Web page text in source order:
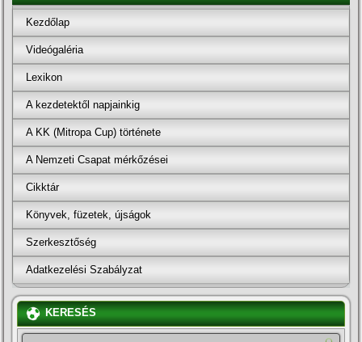
Kezdőlap
Videógaléria
Lexikon
A kezdetektől napjainkig
A KK (Mitropa Cup) története
A Nemzeti Csapat mérkőzései
Cikktár
Könyvek, füzetek, újságok
Szerkesztőség
Adatkezelési Szabályzat
KERESÉS